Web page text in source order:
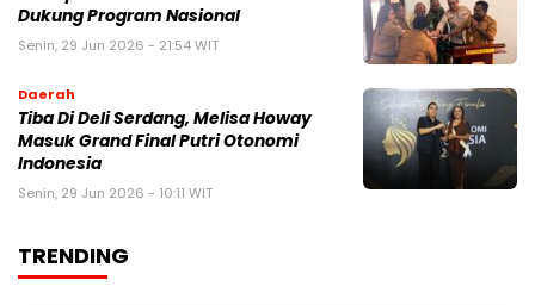
Dukung Program Nasional
Senin, 29 Jun 2026 - 21:54 WIT
Daerah
Tiba Di Deli Serdang, Melisa Howay
Masuk Grand Final Putri Otonomi
Indonesia
Senin, 29 Jun 2026 - 10:11 WIT
TRENDING